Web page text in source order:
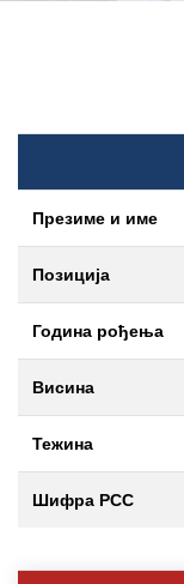
Презиме и име
Позиција
Година рођења
Висина
Тежина
Шифра РСС